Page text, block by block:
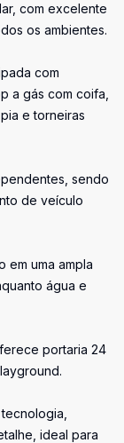
com excelente
os ambientes.
com
a gás com coifa,
e torneiras
sendo
de veículo
em uma ampla
água e
portaria 24
ideal para